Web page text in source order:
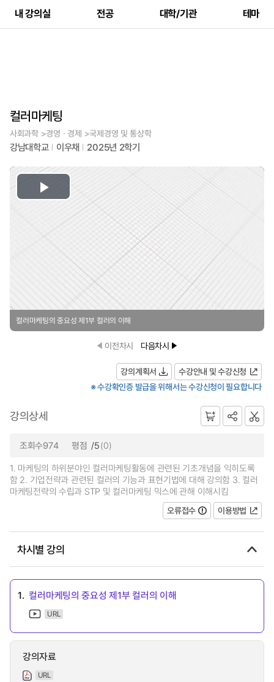
내 강의실 전공 대학/기관 테마
컬러마케팅
사회과학 >경영ㆍ경제 >국제경영 및 통상학
강남대학교 이우채 2025년 2학기
Play
컬러마케팅의 중요성 제1부 컬러의 이해
이전차시 다음차시
강의계획서
수강안내 및 수강신청
※ 수강확인증 발급을 위해서는 수강신청이 필요합니다
강의상세
조회수974 평점 /5(0)
1. 마케팅의 하위분야인 컬러마케팅활동에 관련된 기초개념을 익히도록
함 2. 기업전략과 관련된 컬러의 기능과 표현기법에 대해 강의함 3. 컬러
마케팅전략의 수립과 STP 및 컬러마케팅 믹스에 관해 이해시킴
오류접수
이용방법
차시별 강의
1. 컬러마케팅의 중요성 제1부 컬러의 이해
URL
강의자료
URL